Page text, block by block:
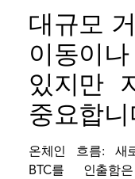
대규모
이동이
있지만
중요합
온체인 흐름: 새
BTC를 인출함